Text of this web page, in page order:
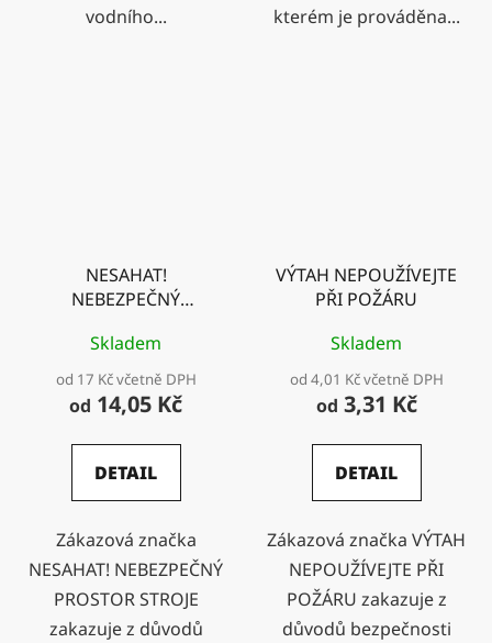
vodního...
kterém je prováděna...
NESAHAT!
NEBEZPEČNÝ
Skladem
od 17 Kč včetně DPH
od 14,05 Kč
DETAIL
Zákazová značka
NESAHAT! NEBEZPEČNÝ
PROSTOR STROJE
zakazuje z důvodů
VÝTAH NEPOUŽÍVEJTE
PŘI POŽÁRU
Skladem
od 4,01 Kč včetně DPH
od 3,31 Kč
DETAIL
Zákazová značka VÝTAH
NEPOUŽÍVEJTE PŘI
POŽÁRU zakazuje z
důvodů bezpečnosti